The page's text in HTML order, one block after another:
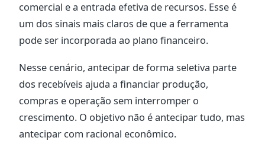
comercial e a entrada efetiva de recursos. Esse é
um dos sinais mais claros de que a ferramenta
pode ser incorporada ao plano financeiro.
Nesse cenário, antecipar de forma seletiva parte
dos recebíveis ajuda a financiar produção,
compras e operação sem interromper o
crescimento. O objetivo não é antecipar tudo, mas
antecipar com racional econômico.